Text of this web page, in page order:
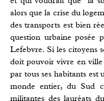
alors que la crise du
des transports est bien
question urbaine posée
Lefebvre. Si les citoyens
doit pouvoir vivre en
par tous ses habitants est
monde entier, du Sud
militantes des lauréats